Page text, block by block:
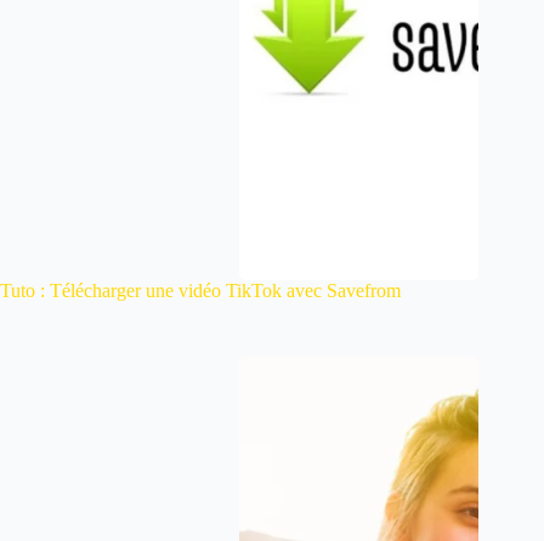
Tuto : Télécharger une vidéo TikTok avec Savefrom